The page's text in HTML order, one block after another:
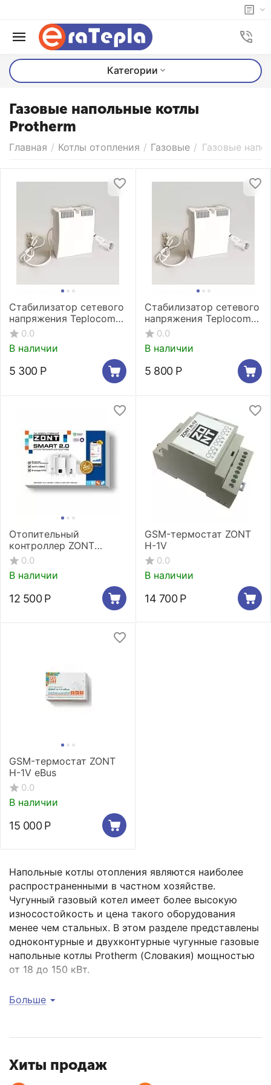
Категории
Газовые напольные котлы
Protherm
Главная / Котлы отопления / Газовые / Газовые
Напольные котлы отопления являются наиболее
распространенными в частном хозяйстве.
Чугунный газовый котел имеет более высокую
износостойкость и цена такого оборудования
менее чем стальных. В этом разделе представлены
одноконтурные и двухконтурные чугунные газовые
напольные котлы Protherm (Словакия) мощностью
от 18 до 150 кВт.
(Протерм) Медведь сирий PLO, KLOM, TLO
систем отопления повышенной мощности.
Двухконтурные котлы отопления серии Медведь
Больше
Стабилизатор сетевого
напряжения Teplocom
ST-555
0.0
В наличии
5 300 Р
Стабилизатор сетевого
напряжения Teplocom
ST-888
0.0
В наличии
5 800 Р
Отопительный
контроллер ZONT
SMART 2.0
0.0
В наличии
12 500 Р
GSM-термостат ZONT
H-1V
0.0
В наличии
14 700 Р
GSM-термостат ZONT
H-1V eBus
0.0
В наличии
15 000 Р
Хиты продаж